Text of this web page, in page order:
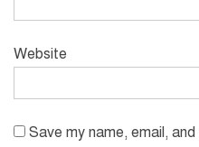
Website
Save my name, email,